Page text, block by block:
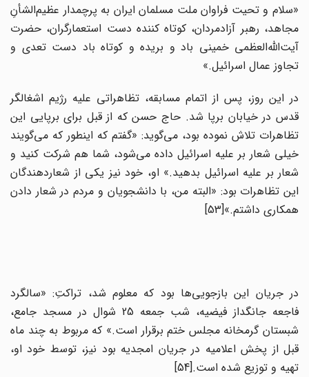
«سلام و تحیت فراوان ملت مسلمان ایران به پرچمدار عظیم‌الشأنِ
مجاهد، رهبر آزادمردان، کوتاه کننده دست استعمارگران، حضرت
آیت‌الله‌العظمی خمینی باد و بریده و کوتاه باد دست تعدی و
تجاوز عمال اسرائیل.»
در این روز، پس از اتمام مسابقه، تظاهراتی علیه رژیم اشغالگر
قدس در خیابان برپا شد. حاج حسن که از قبل برای برپایی این
تظاهرات تلاش نموده بود، می‌گوید: «گفتم که اینطور که می‌گویند
خیلی شعار بر علیه اسرائیل داده می‌شود، شما هم شرکت کنید و
شعار بر علیه اسرائیل بدهید.» او، خود نیز یکی از شعاردهندگان
این تظاهرات بود: «البته من، با دانشجویان و مردم در شعار دادن
همکاری داشتم.»[53]
در جریان این بازجویی‌ها بود که معلوم شد، تراکتِ: «سالگرد
فاجعه جانگداز فیضیه، شب جمعه 25 شوال در مسجد جامع،
شبستان گرمخانه مجلس ختم برقرار است.» که مربوط به چند ماه
قبل از پخش اعلامیه در جریان امجدیه بود نیز، توسط خود او،
تهیه و توزیع شده است.[54]